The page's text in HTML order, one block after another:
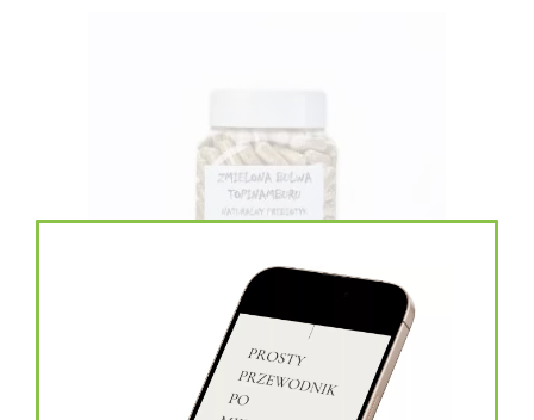
topinambur w kapsułkach